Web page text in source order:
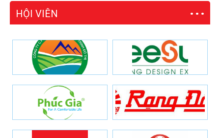
HỘI VIÊN